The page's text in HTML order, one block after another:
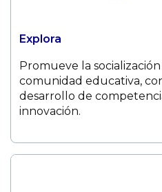
Explora
Promueve la
comunidad educativa,
desarrollo de
innovación.